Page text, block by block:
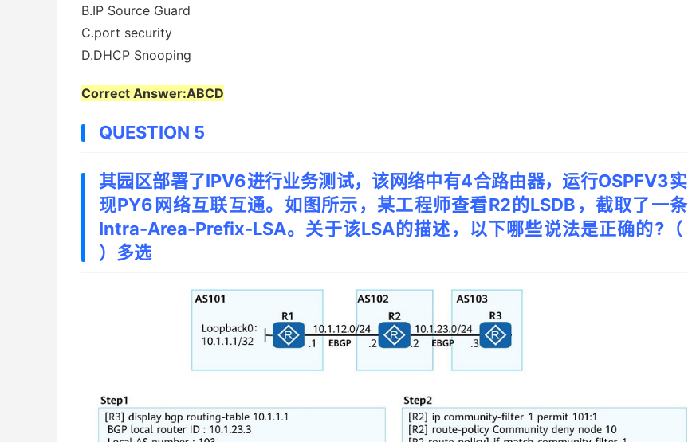
B.IP Source Guard
C.port security
D.DHCP Snooping
Correct Answer:ABCD
QUESTION 5
其园区部署了IPV6进行业务测试，该网络中有4合路由器，运行OSPFV3实
现PY6网络互联互通。如图所示，某工程师查看R2的LSDB，截取了一条
Intra-Area-Prefix-LSA。关于该LSA的描述，以下哪些说法是正确的?（
）多选